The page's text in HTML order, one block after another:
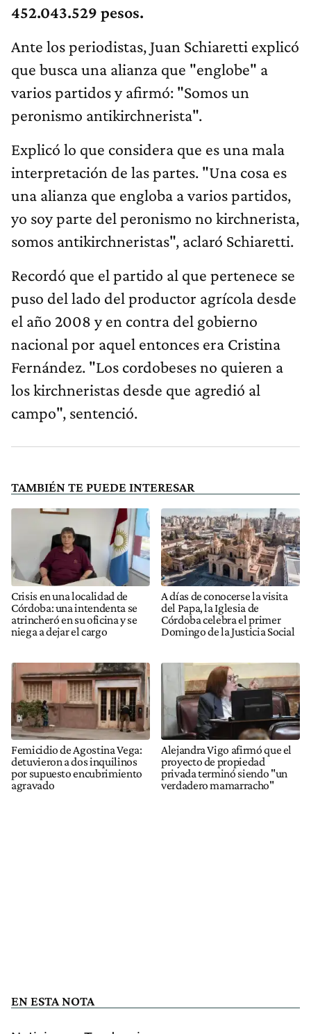
452.043.529 pesos.
Ante los periodistas, Juan Schiaretti explicó
que busca una alianza que "englobe" a
varios partidos y afirmó: "Somos un
peronismo antikirchnerista".
Explicó lo que considera que es una mala
interpretación de las partes. "Una cosa es
una alianza que engloba a varios partidos,
yo soy parte del peronismo no kirchnerista,
somos antikirchneristas", aclaró Schiaretti.
Recordó que el partido al que pertenece se
puso del lado del productor agrícola desde
el año 2008 y en contra del gobierno
nacional por aquel entonces era Cristina
Fernández. "Los cordobeses no quieren a
los kirchneristas desde que agredió al
campo", sentenció.
TAMBIÉN TE PUEDE INTERESAR
Crisis en una localidad de
Córdoba: una intendenta se
atrincheró en su oficina y se
niega a dejar el cargo
A días de conocerse la visita
del Papa, la Iglesia de
Córdoba celebra el primer
Domingo de la Justicia Social
Femicidio de Agostina Vega:
detuvieron a dos inquilinos
por supuesto encubrimiento
agravado
Alejandra Vigo afirmó que el
proyecto de propiedad
privada terminó siendo "un
verdadero mamarracho"
EN ESTA NOTA